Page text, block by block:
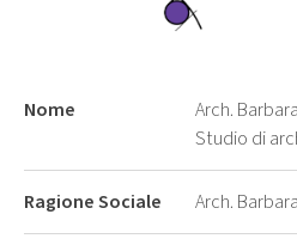
Nome
Arch. Barbara
Studio di
Ragione Sociale Arch.